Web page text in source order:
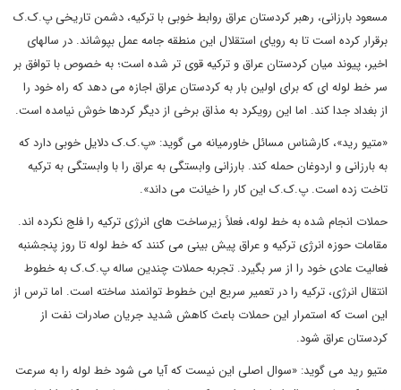
مسعود بارزانی، رهبر کردستان عراق روابط خوبی با ترکیه، دشمن تاریخی پ.ک.ک
برقرار کرده است تا به رویای استقلال این منطقه جامه عمل بپوشاند. در سالهای
اخیر، پیوند میان کردستان عراق و ترکیه قوی تر شده است؛ به خصوص با توافق بر
سر خط لوله ای که برای اولین بار به کردستان عراق اجازه می دهد که راه خود را
از بغداد جدا کند. اما این رویکرد به مذاق برخی از دیگر کردها خوش نیامده است.
«متیو رید»، کارشناس مسائل خاورمیانه می گوید: «پ.ک.ک دلایل خوبی دارد که
به بارزانی و اردوغان حمله کند. بارزانی وابستگی به عراق را با وابستگی به ترکیه
تاخت زده است. پ.ک.ک این کار را خیانت می داند».
حملات انجام شده به خط لوله، فعلاً زیرساخت های انرژی ترکیه را فلج نکرده اند.
مقامات حوزه انرژی ترکیه و عراق پیش بینی می کنند که خط لوله تا روز پنجشنبه
فعالیت عادی خود را از سر بگیرد. تجربه حملات چندین ساله پ.ک.ک به خطوط
انتقال انرژی، ترکیه را در تعمیر سریع این خطوط توانمند ساخته است. اما ترس از
این است که استمرار این حملات باعث کاهش شدید جریان صادرات نفت از
کردستان عراق شود.
متیو رید می گوید: «سوال اصلی این نیست که آیا می شود خط لوله را به سرعت